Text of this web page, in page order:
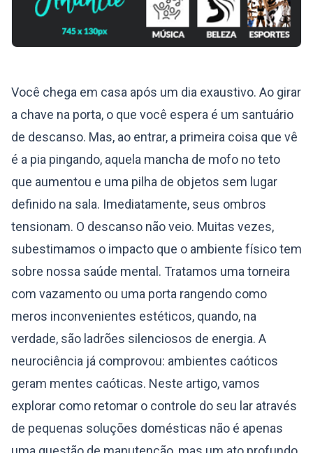
Você chega em casa após um dia exaustivo. Ao girar
a chave na porta, o que você espera é um santuário
de descanso. Mas, ao entrar, a primeira coisa que vê
é a pia pingando, aquela mancha de mofo no teto
que aumentou e uma pilha de objetos sem lugar
definido na sala. Imediatamente, seus ombros
tensionam. O descanso não veio. Muitas vezes,
subestimamos o impacto que o ambiente físico tem
sobre nossa saúde mental. Tratamos uma torneira
com vazamento ou uma porta rangendo como
meros inconvenientes estéticos, quando, na
verdade, são ladrões silenciosos de energia. A
neurociência já comprovou: ambientes caóticos
geram mentes caóticas. Neste artigo, vamos
explorar como retomar o controle do seu lar através
de pequenas soluções domésticas não é apenas